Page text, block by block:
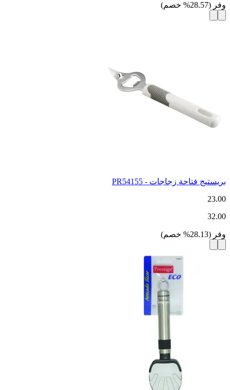
وفر (
28.57
% خصم)
بريستيج فتاحة زجاجات - PR54155
23.00
32.00
وفر (
28.13
% خصم)